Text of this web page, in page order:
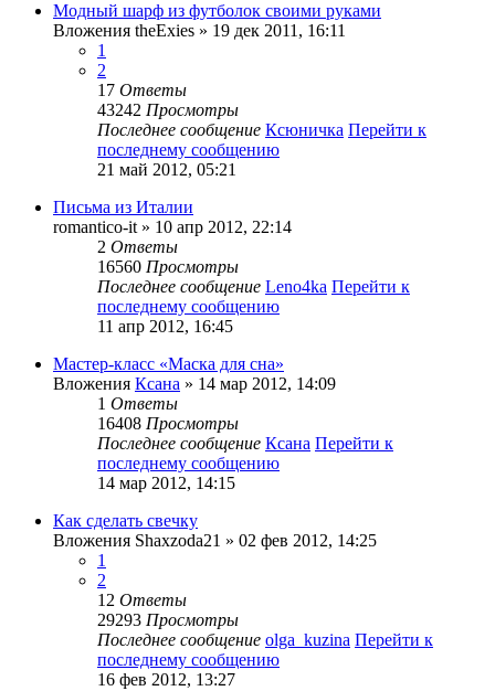
Модный шарф из футболок своими руками
Вложения theExies » 19 дек 2011, 16:11
1
2
17 Ответы
43242 Просмотры
Последнее сообщение Ксюничка Перейти к
последнему сообщению
21 май 2012, 05:21
Письма из Италии
romantico-it» 10 апр 2012, 22:14
2 Ответы
16560 Просмотры
Последнее сообщение Leno4ka Перейти к
последнему сообщению
11 апр 2012, 16:45
Мастер-класс «Маска для сна»
Вложения Ксана » 14 мар 2012, 14:09
1 Ответы
16408 Просмотры
Последнее сообщение Ксана Перейти к
последнему сообщению
14 мар 2012, 14:15
Как сделать свечку
Вложения Shaxzoda21 » 02 фев 2012, 14:25
1
2
12 Ответы
29293 Просмотры
Последнее сообщение olga_kuzina Перейти к
последнему сообщению
16 фев 2012, 13:27